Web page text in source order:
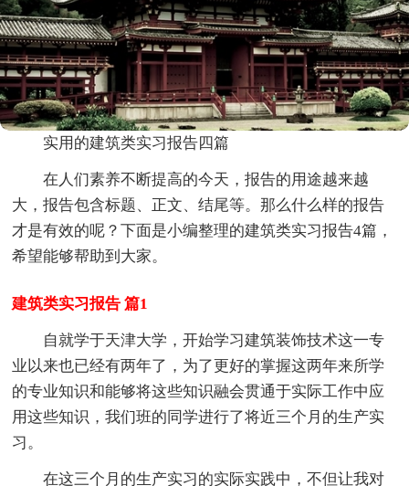
实用的建筑类实习报告四篇
在人们素养不断提高的今天，报告的用途越来越
大，报告包含标题、正文、结尾等。那么什么样的报告
才是有效的呢？下面是小编整理的建筑类实习报告4篇，
希望能够帮助到大家。
建筑类实习报告 篇1
自就学于天津大学，开始学习建筑装饰技术这一专
业以来也已经有两年了，为了更好的掌握这两年来所学
的专业知识和能够将这些知识融会贯通于实际工作中应
用这些知识，我们班的同学进行了将近三个月的生产实
习。
在这三个月的生产实习的实际实践中，不但让我对